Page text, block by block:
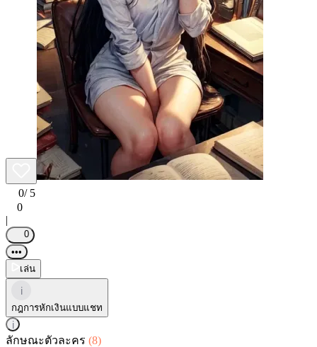
0/ 5
0
|
0
•••
เล่น
i
กฎการหักเงินแบบแชท
i
ลักษณะตัวละคร (8)